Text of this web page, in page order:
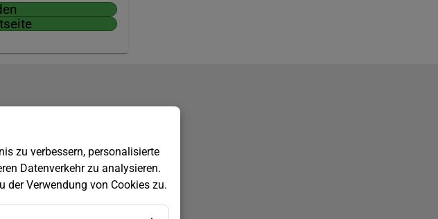
zu verbessern, personalisierte
Datenverkehr zu analysieren.
der Verwendung von Cookies zu.